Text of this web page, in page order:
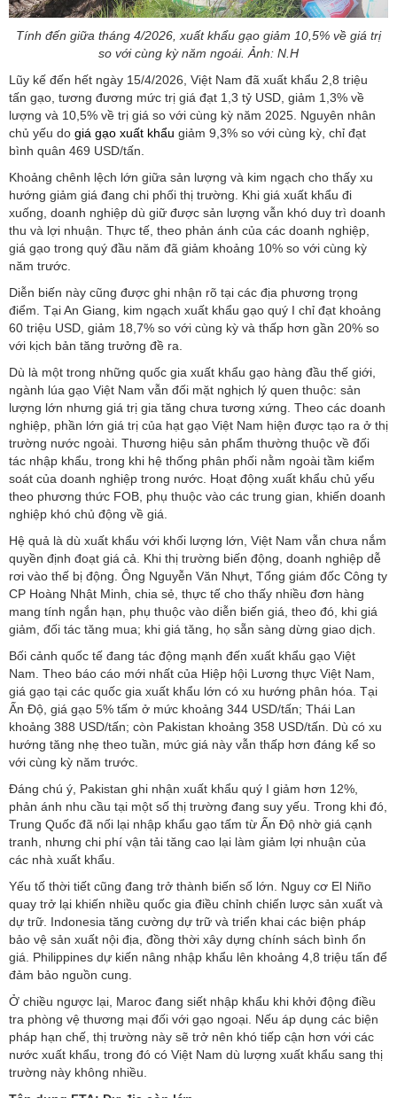
Tính đến giữa tháng 4/2026, xuất khẩu gạo giảm 10,5% về giá trị
so với cùng kỳ năm ngoái. Ảnh: N.H
Lũy kế đến hết ngày 15/4/2026, Việt Nam đã xuất khẩu 2,8 triệu
tấn gạo, tương đương mức trị giá đạt 1,3 tỷ USD, giảm 1,3% về
lượng và 10,5% về trị giá so với cùng kỳ năm 2025. Nguyên nhân
chủ yếu do giá gạo xuất khẩu giảm 9,3% so với cùng kỳ, chỉ đạt
bình quân 469 USD/tấn.
Khoảng chênh lệch lớn giữa sản lượng và kim ngạch cho thấy xu
hướng giảm giá đang chi phối thị trường. Khi giá xuất khẩu đi
xuống, doanh nghiệp dù giữ được sản lượng vẫn khó duy trì doanh
thu và lợi nhuận. Thực tế, theo phản ánh của các doanh nghiệp,
giá gạo trong quý đầu năm đã giảm khoảng 10% so với cùng kỳ
năm trước.
Diễn biến này cũng được ghi nhận rõ tại các địa phương trọng
điểm. Tại An Giang, kim ngạch xuất khẩu gạo quý I chỉ đạt khoảng
60 triệu USD, giảm 18,7% so với cùng kỳ và thấp hơn gần 20% so
với kịch bản tăng trưởng đề ra.
Dù là một trong những quốc gia xuất khẩu gạo hàng đầu thế giới,
ngành lúa gạo Việt Nam vẫn đối mặt nghịch lý quen thuộc: sản
lượng lớn nhưng giá trị gia tăng chưa tương xứng. Theo các doanh
nghiệp, phần lớn giá trị của hạt gạo Việt Nam hiện được tạo ra ở thị
trường nước ngoài. Thương hiệu sản phẩm thường thuộc về đối
tác nhập khẩu, trong khi hệ thống phân phối nằm ngoài tầm kiểm
soát của doanh nghiệp trong nước. Hoạt động xuất khẩu chủ yếu
theo phương thức FOB, phụ thuộc vào các trung gian, khiến doanh
nghiệp khó chủ động về giá.
Hệ quả là dù xuất khẩu với khối lượng lớn, Việt Nam vẫn chưa nắm
quyền định đoạt giá cả. Khi thị trường biến động, doanh nghiệp dễ
rơi vào thế bị động. Ông Nguyễn Văn Nhựt, Tổng giám đốc Công ty
CP Hoàng Nhật Minh, chia sẻ, thực tế cho thấy nhiều đơn hàng
mang tính ngắn hạn, phụ thuộc vào diễn biến giá, theo đó, khi giá
giảm, đối tác tăng mua; khi giá tăng, họ sẵn sàng dừng giao dịch.
Bối cảnh quốc tế đang tác động mạnh đến xuất khẩu gạo Việt
Nam. Theo báo cáo mới nhất của Hiệp hội Lương thực Việt Nam,
giá gạo tại các quốc gia xuất khẩu lớn có xu hướng phân hóa. Tại
Ấn Độ, giá gạo 5% tấm ở mức khoảng 344 USD/tấn; Thái Lan
khoảng 388 USD/tấn; còn Pakistan khoảng 358 USD/tấn. Dù có xu
hướng tăng nhẹ theo tuần, mức giá này vẫn thấp hơn đáng kể so
với cùng kỳ năm trước.
Đáng chú ý, Pakistan ghi nhận xuất khẩu quý I giảm hơn 12%,
phản ánh nhu cầu tại một số thị trường đang suy yếu. Trong khi đó,
Trung Quốc đã nối lại nhập khẩu gạo tấm từ Ấn Độ nhờ giá cạnh
tranh, nhưng chi phí vận tải tăng cao lại làm giảm lợi nhuận của
các nhà xuất khẩu.
Yếu tố thời tiết cũng đang trở thành biến số lớn. Nguy cơ El Niño
quay trở lại khiến nhiều quốc gia điều chỉnh chiến lược sản xuất và
dự trữ. Indonesia tăng cường dự trữ và triển khai các biện pháp
bảo vệ sản xuất nội địa, đồng thời xây dựng chính sách bình ổn
giá. Philippines dự kiến nâng nhập khẩu lên khoảng 4,8 triệu tấn để
đảm bảo nguồn cung.
Ở chiều ngược lại, Maroc đang siết nhập khẩu khi khởi động điều
tra phòng vệ thương mại đối với gạo ngoại. Nếu áp dụng các biện
pháp hạn chế, thị trường này sẽ trở nên khó tiếp cận hơn với các
nước xuất khẩu, trong đó có Việt Nam dù lượng xuất khẩu sang thị
trường này không nhiều.